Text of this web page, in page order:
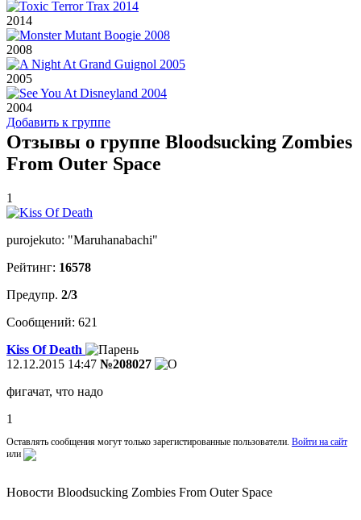
2014
2008
2005
2004
Добавить к группе
Отзывы о группе Bloodsucking Zombies
From Outer Space
1
purojekuto: "Maruhanabachi"
Рейтинг: 16578
Предупр. 2/3
Сообщений: 621
Kiss Of Death
12.12.2015 14:47 №208027
фигачат, что надо
1
Оставлять сообщения могут только зарегистированные пользователи. Войти на сайт
или
Новости Bloodsucking Zombies From Outer Space